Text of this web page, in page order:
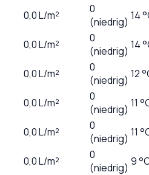
0,0L/m²
0
(niedrig) 14
0,0L/m²
0
(niedrig) 14
0,0L/m²
0
(niedrig) 12
0,0L/m²
0
(niedrig) 11
0,0L/m²
0
(niedrig) 11
0,0L/m²
0
(niedrig) 9